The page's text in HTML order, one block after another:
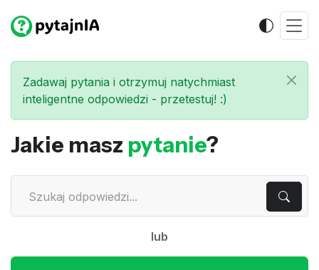
Zadawaj pytania i otrzymuj natychmiast
inteligentne odpowiedzi - przetestuj! :)
Jakie masz pytanie?
lub